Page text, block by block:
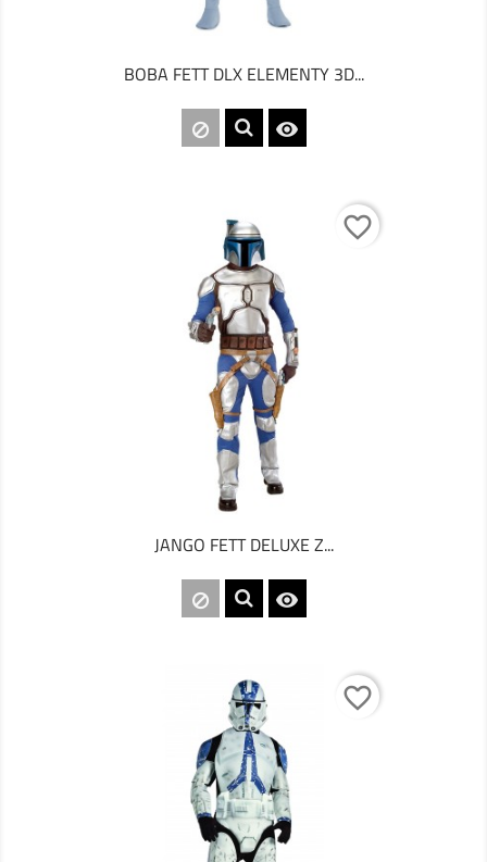
BOBA FETT DLX ELEMENTY 3D...

favorite_border
JANGO FETT DELUXE Z...

favorite_border